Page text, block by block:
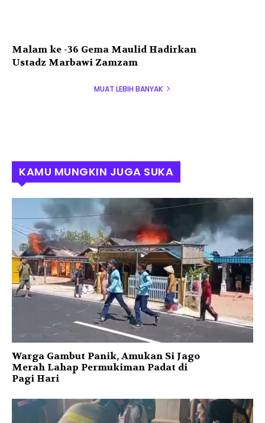
Malam ke -36 Gema Maulid Hadirkan
Ustadz Marbawi Zamzam
MUAT LEBIH BANYAK
KAMU MUNGKIN JUGA SUKA
Warga Gambut Panik, Amukan Si Jago
Merah Lahap Permukiman Padat di
Pagi Hari